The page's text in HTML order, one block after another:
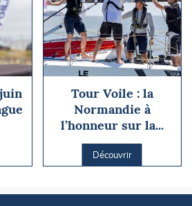
Tour Voile : la
Normandie à
l’honneur sur la...
Découvrir